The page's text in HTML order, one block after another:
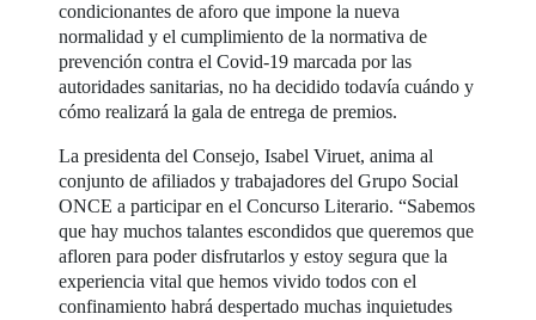
condicionantes de aforo que impone la nueva
normalidad y el cumplimiento de la normativa de
prevención contra el Covid-19 marcada por las
autoridades sanitarias, no ha decidido todavía cuándo y
cómo realizará la gala de entrega de premios.
La presidenta del Consejo, Isabel Viruet, anima al
conjunto de afiliados y trabajadores del Grupo Social
ONCE a participar en el Concurso Literario. “Sabemos
que hay muchos talantes escondidos que queremos que
afloren para poder disfrutarlos y estoy segura que la
experiencia vital que hemos vivido todos con el
confinamiento habrá despertado muchas inquietudes